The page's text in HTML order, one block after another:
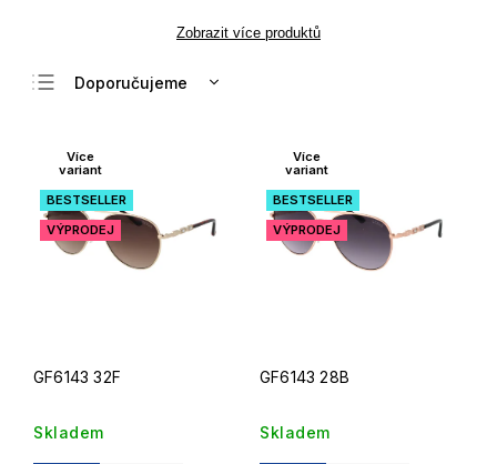
Zobrazit více produktů
Doporučujeme
Nejdražší
Nejprodávanější
Abecedně
Více
variant
BESTSELLER
VÝPRODEJ
GF6143 32F
Skladem
Více
variant
BESTSELLER
VÝPRODEJ
GF6143 28B
Skladem